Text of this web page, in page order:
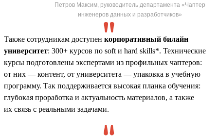
Петров Максим, руководитель департамента «Чаптер
инженеров данных и разработчиков»
Также сотрудникам доступен корпоративный билайн
университет: 300+ курсов по soft и hard skills*. Технические
курсы подготовлены экспертами из профильных чаптеров:
от них — контент, от университета — упаковка в учебную
программу. Так поддерживается высокая планка обучения:
глубокая проработка и актуальность материалов, а также
их связь с реальными задачами.